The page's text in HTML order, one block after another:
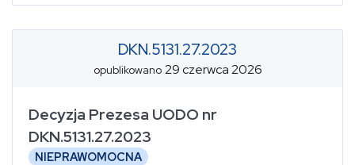
DKN.5131.27.2023
opublikowano 29 czerwca 2026
Decyzja Prezesa UODO nr
DKN.5131.27.2023
NIEPRAWOMOCNA